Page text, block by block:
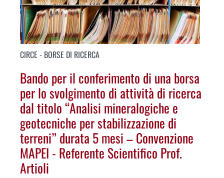
CIRCE - BORSE DI RICERCA
Bando per il conferimento di una borsa
per lo svolgimento di attività di ricerca
dal titolo “Analisi mineralogiche e
geotecniche per stabilizzazione di
terreni” durata 5 mesi – Convenzione
MAPEI - Referente Scientifico Prof.
Artioli